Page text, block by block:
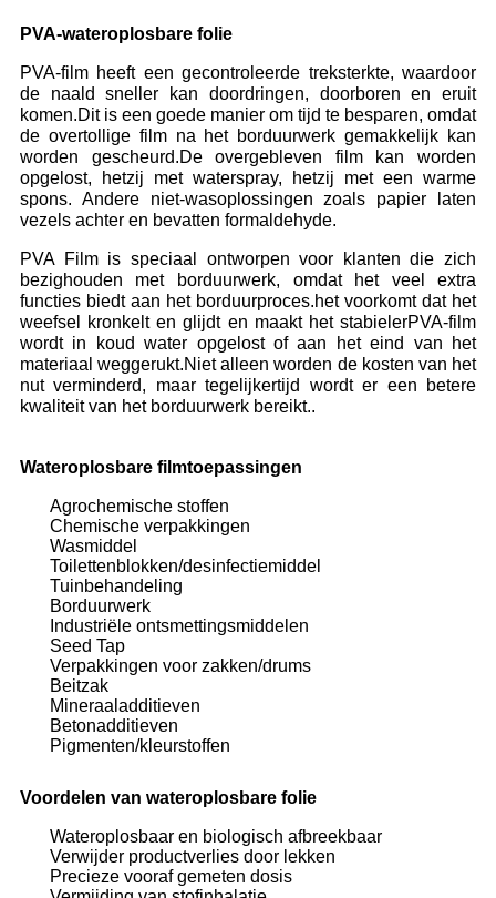
PVA-wateroplosbare folie
PVA-film heeft een gecontroleerde treksterkte, waardoor
de naald sneller kan doordringen, doorboren en eruit
komen.Dit is een goede manier om tijd te besparen, omdat
de overtollige film na het borduurwerk gemakkelijk kan
worden gescheurd.De overgebleven film kan worden
opgelost, hetzij met waterspray, hetzij met een warme
spons. Andere niet-wasoplossingen zoals papier laten
vezels achter en bevatten formaldehyde.
PVA Film is speciaal ontworpen voor klanten die zich
bezighouden met borduurwerk, omdat het veel extra
functies biedt aan het borduurproces.het voorkomt dat het
weefsel kronkelt en glijdt en maakt het stabielerPVA-film
wordt in koud water opgelost of aan het eind van het
materiaal weggerukt.Niet alleen worden de kosten van het
nut verminderd, maar tegelijkertijd wordt er een betere
kwaliteit van het borduurwerk bereikt..
Wateroplosbare filmtoepassingen
Agrochemische stoffen
Chemische verpakkingen
Wasmiddel
Toilettenblokken/desinfectiemiddel
Tuinbehandeling
Borduurwerk
Industriële ontsmettingsmiddelen
Seed Tap
Verpakkingen voor zakken/drums
Beitzak
Mineraaladditieven
Betonadditieven
Pigmenten/kleurstoffen
Voordelen van wateroplosbare folie
Wateroplosbaar en biologisch afbreekbaar
Verwijder productverlies door lekken
Precieze vooraf gemeten dosis